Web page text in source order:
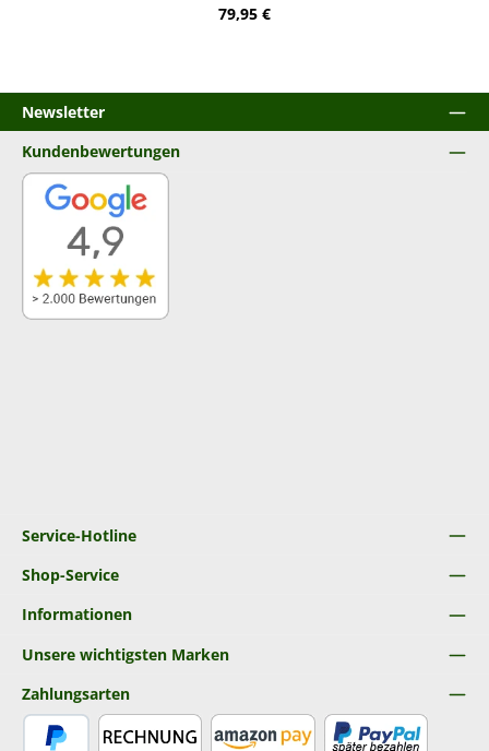
Regulärer Preis:
79,95 €
Newsletter
Service-Hotline
Shop-Service
Informationen
Unsere wichtigsten Marken
Kundenbewertungen
Zahlungsarten